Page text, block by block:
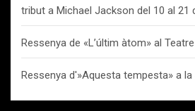
tribut a Michael Jackson del 10 al 21
Ressenya de «L’últim àtom» al
Ressenya d'»Aquesta tempesta» a la